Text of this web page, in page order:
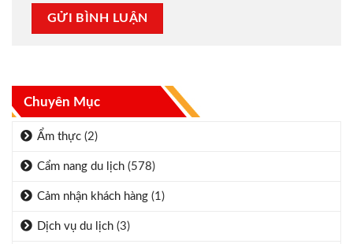
Chuyên Mục
Ẩm thực (2)
Cẩm nang du lịch (578)
Cảm nhận khách hàng (1)
Dịch vụ du lịch (3)